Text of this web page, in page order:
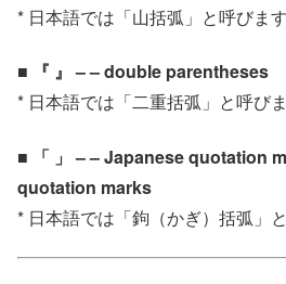
* 日本語では「山括弧」と呼びます
■ 『 』 – – double parentheses
* 日本語では「二重括弧」と呼びま
■ 「 」 – – Japanese quotation
quotation marks
* 日本語では「鉤（かぎ）括弧」と